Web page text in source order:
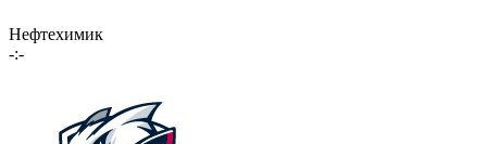
Нефтехимик
-:-